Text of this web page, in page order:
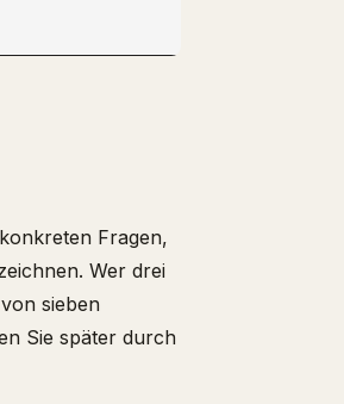
Fragen,
Wer drei
sieben
Sie später durch